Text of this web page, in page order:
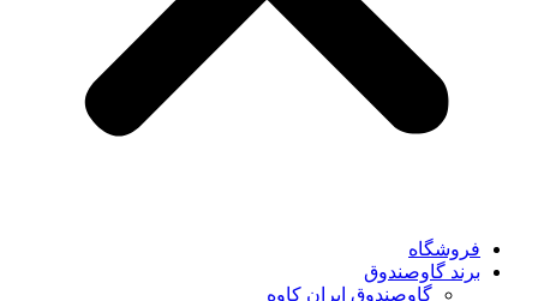
فروشگاه
برند گاوصندوق
گاوصندوق ایران کاوه